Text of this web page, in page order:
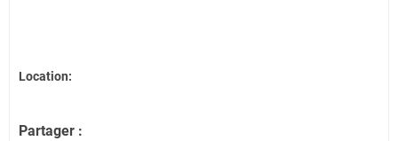
Location:
Partager :